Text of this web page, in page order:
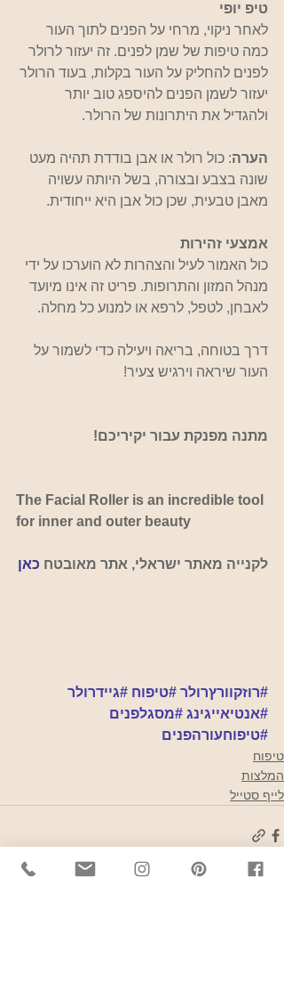
טיפ יופי
לאחר ניקוי, מרחי על הפנים לתוך העור
כמה טיפות של שמן לפנים. זה יעזור לרולר
לפנים להחליק על העור בקלות, בעוד הרולר
יעזור לשמן הפנים להיספג טוב יותר
ולהגדיל את היתרונות של הרולר.
הערה: כול רולר או אבן בודדת תהיה מעט
שונה בצבע ובצורה, בשל היותה עשויה
מאבן טבעית, שכן כול אבן היא ייחודית.
אמצעי זהירות
כול האמור לעיל והצהרות לא הוערכו על ידי
מנהל המזון והתרופות. פריט זה אינו מיועד
לאבחן, לטפל, לרפא או למנוע כל מחלה.
דרך בטוחה, בריאה ויעילה כדי לשמור על
העור שיראה וירגיש צעיר!
מתנה מפנקת עבור יקיריכם!
The Facial Roller is an incredible tool
for inner and outer beauty
לקנייה מאתר ישראלי, אתר מאובטח כאן
#רוזקוורץרולר #טיפוח #גיידרולר
#אנטיאייגינג #מסגלפנים
#טיפוחעורהפנים
טיפוח
המלצות
לייף סטייל